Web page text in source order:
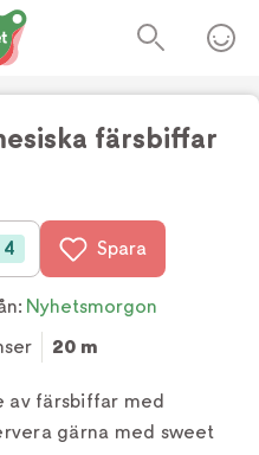
färsbiffar
4 Spara
Nyhetsmorgon
20 m
av färsbiffar med
gärna med sweet